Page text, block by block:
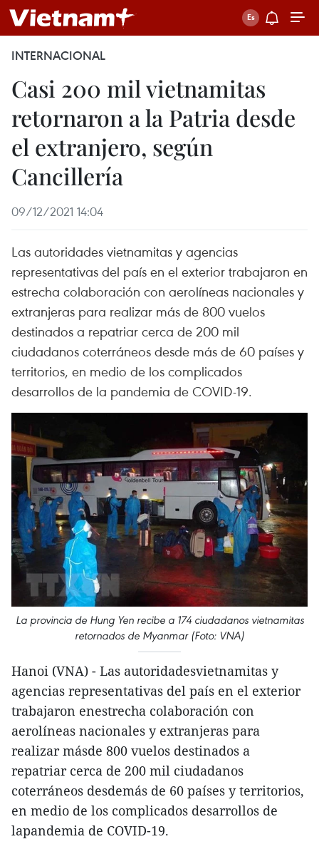
INTERNACIONAL
Casi 200 mil vietnamitas
retornaron a la Patria desde
el extranjero, según
Cancillería
09/12/2021 14:04
Las autoridades vietnamitas y agencias
representativas del país en el exterior trabajaron en
estrecha colaboración con aerolíneas nacionales y
extranjeras para realizar más de 800 vuelos
destinados a repatriar cerca de 200 mil
ciudadanos coterráneos desde más de 60 países y
territorios, en medio de los complicados
desarrollos de la pandemia de COVID-19.
La provincia de Hung Yen recibe a 174 ciudadanos vietnamitas
retornados de Myanmar (Foto: VNA)
Hanoi (VNA) - Las autoridadesvietnamitas y
agencias representativas del país en el exterior
trabajaron enestrecha colaboración con
aerolíneas nacionales y extranjeras para
realizar másde 800 vuelos destinados a
repatriar cerca de 200 mil ciudadanos
coterráneos desdemás de 60 países y territorios,
en medio de los complicados desarrollos de
lapandemia de COVID-19.